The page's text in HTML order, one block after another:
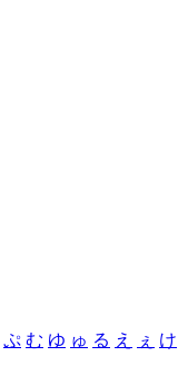
ぷ む ゆ ゅ る え ぇ け